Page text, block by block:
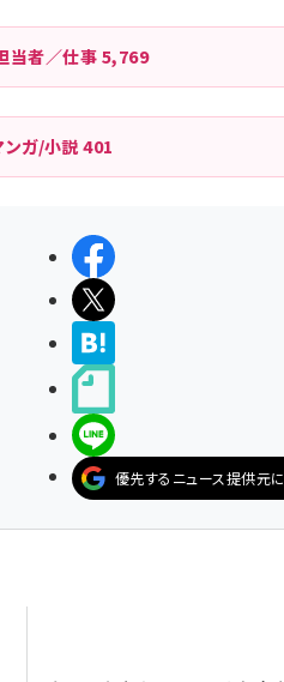
り
当者／仕事5,769
ンガ/小説401
シェアする
ポストする
LINEで送る
優先するニュース提供元